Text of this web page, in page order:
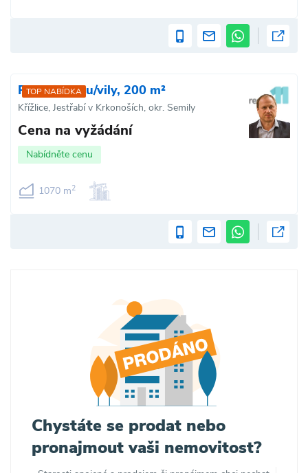
TOP NABÍDKA
Prodej domu/vily, 200 m²
Křížlice, Jestřabí v Krkonoších, okr. Semily
Cena na vyžádání
Nabídněte cenu
1070 m2
Chystáte se prodat nebo
pronajmout vaši nemovitost?